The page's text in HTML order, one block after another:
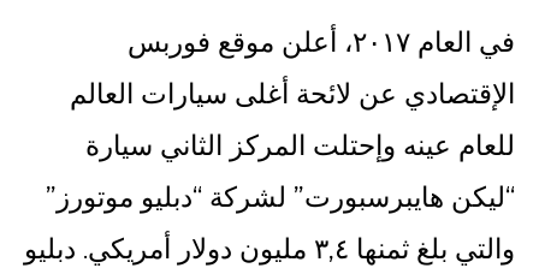
في العام ٢٠١٧، أعلن موقع فوربس
الإقتصادي عن لائحة أغلى سيارات العالم
للعام عينه وإحتلت المركز الثاني سيارة
“ليكن هايبرسبورت” لشركة “دبليو موتورز”
والتي بلغ ثمنها ٣,٤ مليون دولار أمريكي. دبليو